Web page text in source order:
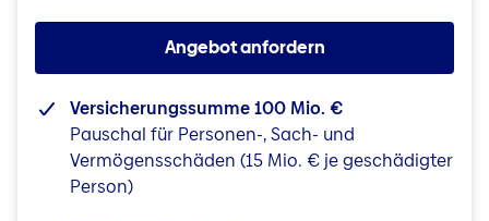
Angebot anfordern
Versicherungssumme 100 Mio. €
Pauschal für Personen-, Sach- und
Vermögensschäden (15 Mio. € je geschädigter
Person)